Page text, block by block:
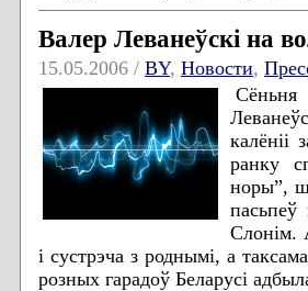
Валер Леванеўскі на
15.05.2006 / BY, Новости,
калёніі
ранку
норы”,
пасьпеў
Слонім.
і сустрэча з роднымі, а
розных гарадоў Беларусі